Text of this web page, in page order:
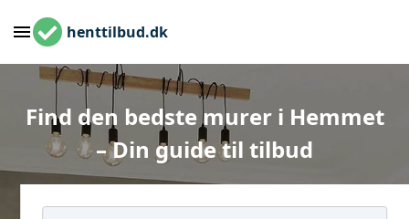
henttilbud.dk
Find den bedste murer i Hemmet
– Din guide til tilbud